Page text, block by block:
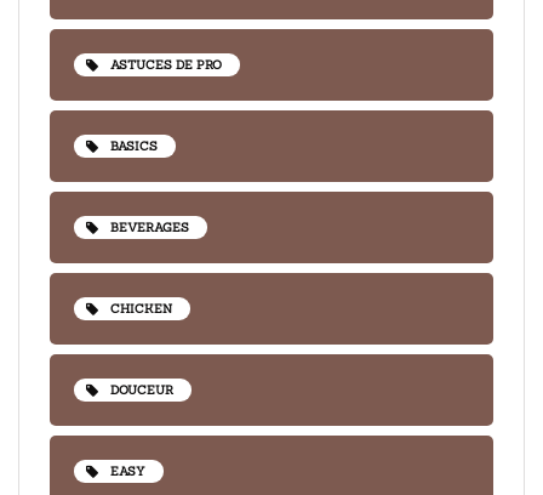
ASTUCES DE PRO
BASICS
BEVERAGES
CHICKEN
DOUCEUR
EASY